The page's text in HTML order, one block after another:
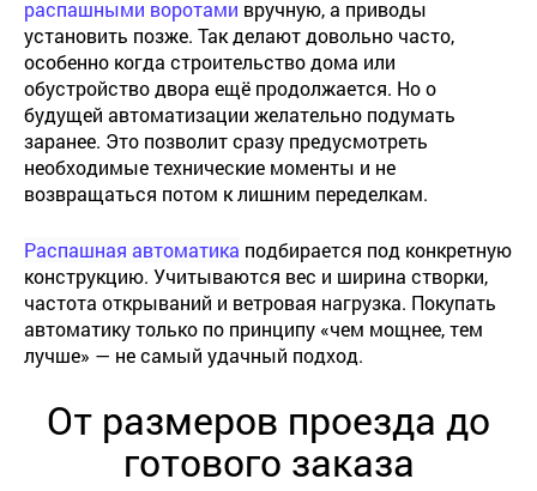
распашными воротами вручную, а приводы
установить позже. Так делают довольно часто,
особенно когда строительство дома или
обустройство двора ещё продолжается. Но о
будущей автоматизации желательно подумать
заранее. Это позволит сразу предусмотреть
необходимые технические моменты и не
возвращаться потом к лишним переделкам.
Распашная автоматика подбирается под конкретную
конструкцию. Учитываются вес и ширина створки,
частота открываний и ветровая нагрузка. Покупать
автоматику только по принципу «чем мощнее, тем
лучше» — не самый удачный подход.
От размеров проезда до
готового заказа